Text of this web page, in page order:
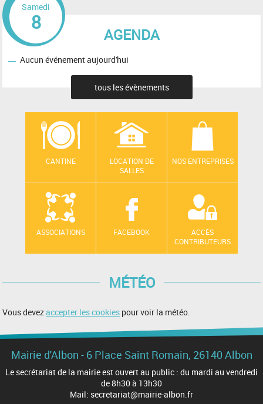
AGENDA
Samedi
8
Aucun événement aujourd'hui
tous les évènements
CANTINE
LOCATION DE
SALLES
NOS ENTREPRISES
ASSOCIATIONS FACEBOOK
ACCÈS
CONTRIBUTEURS
MÉTÉO
Vous devezaccepter les cookies pour voir la météo.
Mairie d'Albon - 6 Place Saint Romain, 26140 Albon
Le secrétariat de la mairie est ouvert au public : du mardi au vendredi
de 8h30 à 13h30
Mail: secretariat@mairie-albon.fr